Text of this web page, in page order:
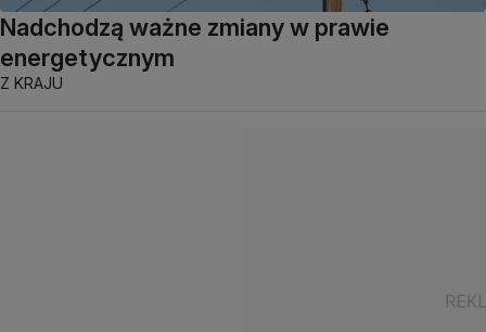
Nadchodzą ważne zmiany w prawie
energetycznym
Z KRAJU